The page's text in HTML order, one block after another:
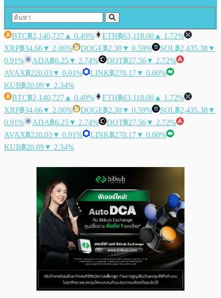
BTC฿2,140,727 ▲ 0.49% ETH฿63,118.00 ▲ 1.72%
XRP฿34.66▼ 2.06% DOGE฿2.30▼ 0.59% SOL฿2,435.38▼
0.91%
ADA฿6.25▼ 2.74% DOT฿27.56▼ 2.72%
AVAX฿220.03▼ 0.91% LINK฿270.17▼ 0.60%
KUB฿20.09▼ 2.34%
BTC฿2,140,727 ▲ 0.49% ETH฿63,118.00 ▲ 1.72%
XRP฿34.66▼ 2.06% DOGE฿2.30▼ 0.59% SOL฿2,435.38▼
0.91%
ADA฿6.25▼ 2.74% DOT฿27.56▼ 2.72%
AVAX฿220.03▼ 0.91% LINK฿270.17▼ 0.60%
KUB฿20.09▼ 2.34%